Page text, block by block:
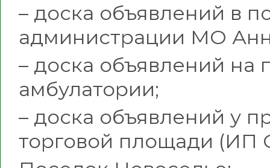
– доска объявлений в
администрации МО
– доска объявлений
амбулатории;
– доска объявлений у
торговой площади (ИП